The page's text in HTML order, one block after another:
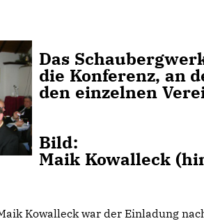
Das
die Konferenz, an
den einzelnen
Bild:
Maik Kowalleck
Kowalleck war der Einladung